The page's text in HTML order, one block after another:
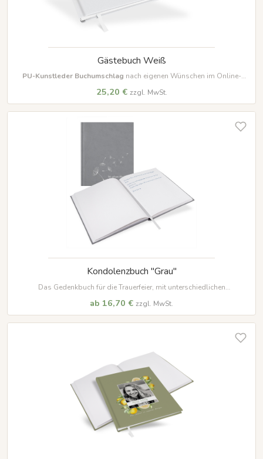
Gästebuch Weiß
PU-Kunstleder Buchumschlag nach eigenen Wünschen im Online-
25,20 € zzgl. MwSt.
Kondolenzbuch "Grau"
Das Gedenkbuch für die Trauerfeier, mit unterschiedlichen
ab 16,70 € zzgl. MwSt.